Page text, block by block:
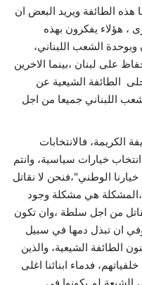
هذه الطائفة ويريد البعض ان
، هؤلاء يفكرون بهذه
وبوحدة الشعب اللبناني،
على لبنان ،بينما الاخرين
الطائفة الشيعية عن
اللبناني جميعا من اجل
الكريمة، فالانتخابات
انتخاب خيارات سياسية، وانتم
الوطني"،فنحن لا نقاتل
هي مشكلة وجود
من اجل سلطة ،وان تكون
ان تبذل دمها في سبيل
الطائفة الشيعية، والذين
فدماء ابنائنا اغلى
لم يكونوا في